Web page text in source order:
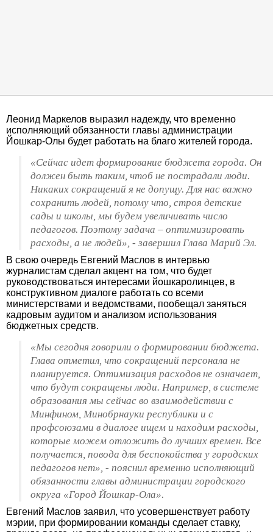
Леонид Маркелов выразил надежду, что временно
исполняющий обязанности главы администрации
Йошкар-Олы будет работать на благо жителей города.
«Сейчас идет формирование бюджета города. Он
должен быть таким, чтоб не пострадали люди.
Никаких сокращений я не допущу. Для нас важно
сохранить людей, потому что, строя детские
сады и школы, мы будем увеличивать число
педагогов. Поэтому задача – оптимизировать
расходы, а не людей», - завершил Глава Марий Эл.
В свою очередь Евгений Маслов в интервью
журналистам сделал акцент на том, что будет
руководствоваться интересами йошкаролинцев, в
конструктивном диалоге работать со всеми
министерствами и ведомствами, пообещал заняться
кадровым аудитом и анализом использования
бюджетных средств.
«Мы сегодня говорили о формировании бюджета.
Глава отметил, что сокращений персонала не
планируется. Оптимизация расходов не означает,
что будут сокращены люди. Например, в системе
образования мы сейчас во взаимодействии с
Минфином, Минобрнауки республики и с
профсоюзами в диалоге ищем и находим расходы,
которые можем отложить до лучших времен. Все
получается, повода для беспокойства у городских
педагогов нет», - пояснил временно исполняющий
обязанности главы администрации городского
округа «Город Йошкар-Ола».
Евгений Маслов заявил, что усовершенствует работу
мэрии, при формировании команды сделает ставку,